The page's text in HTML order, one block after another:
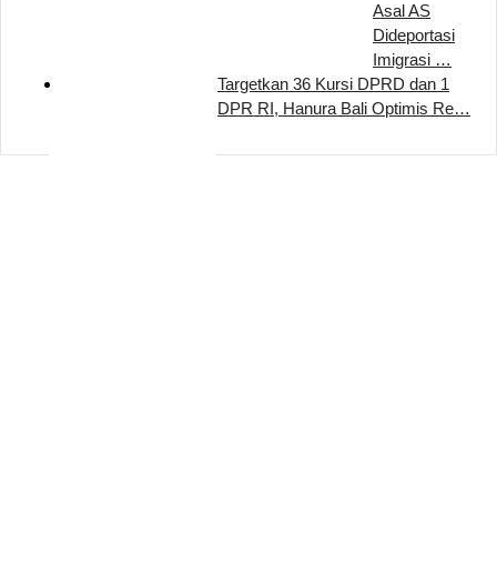
Asal AS
Dideportasi
Imigrasi …
Targetkan 36 Kursi DPRD dan 1
DPR RI, Hanura Bali Optimis Re…